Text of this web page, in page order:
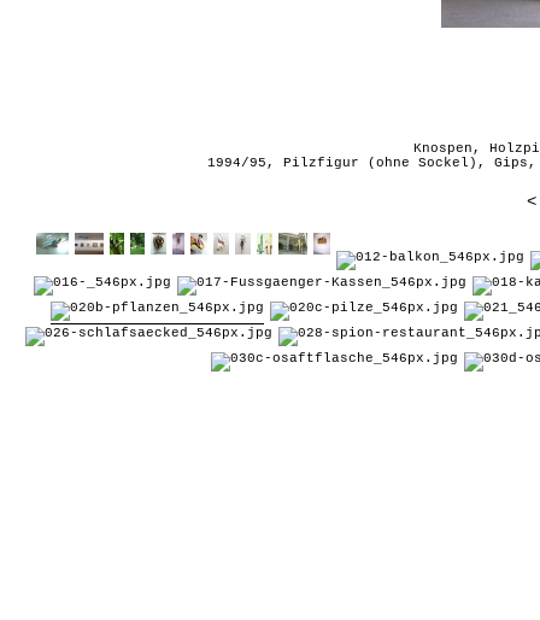
Knospen,
1994/95, Pilzfigur (ohne Sockel), Gips,
<